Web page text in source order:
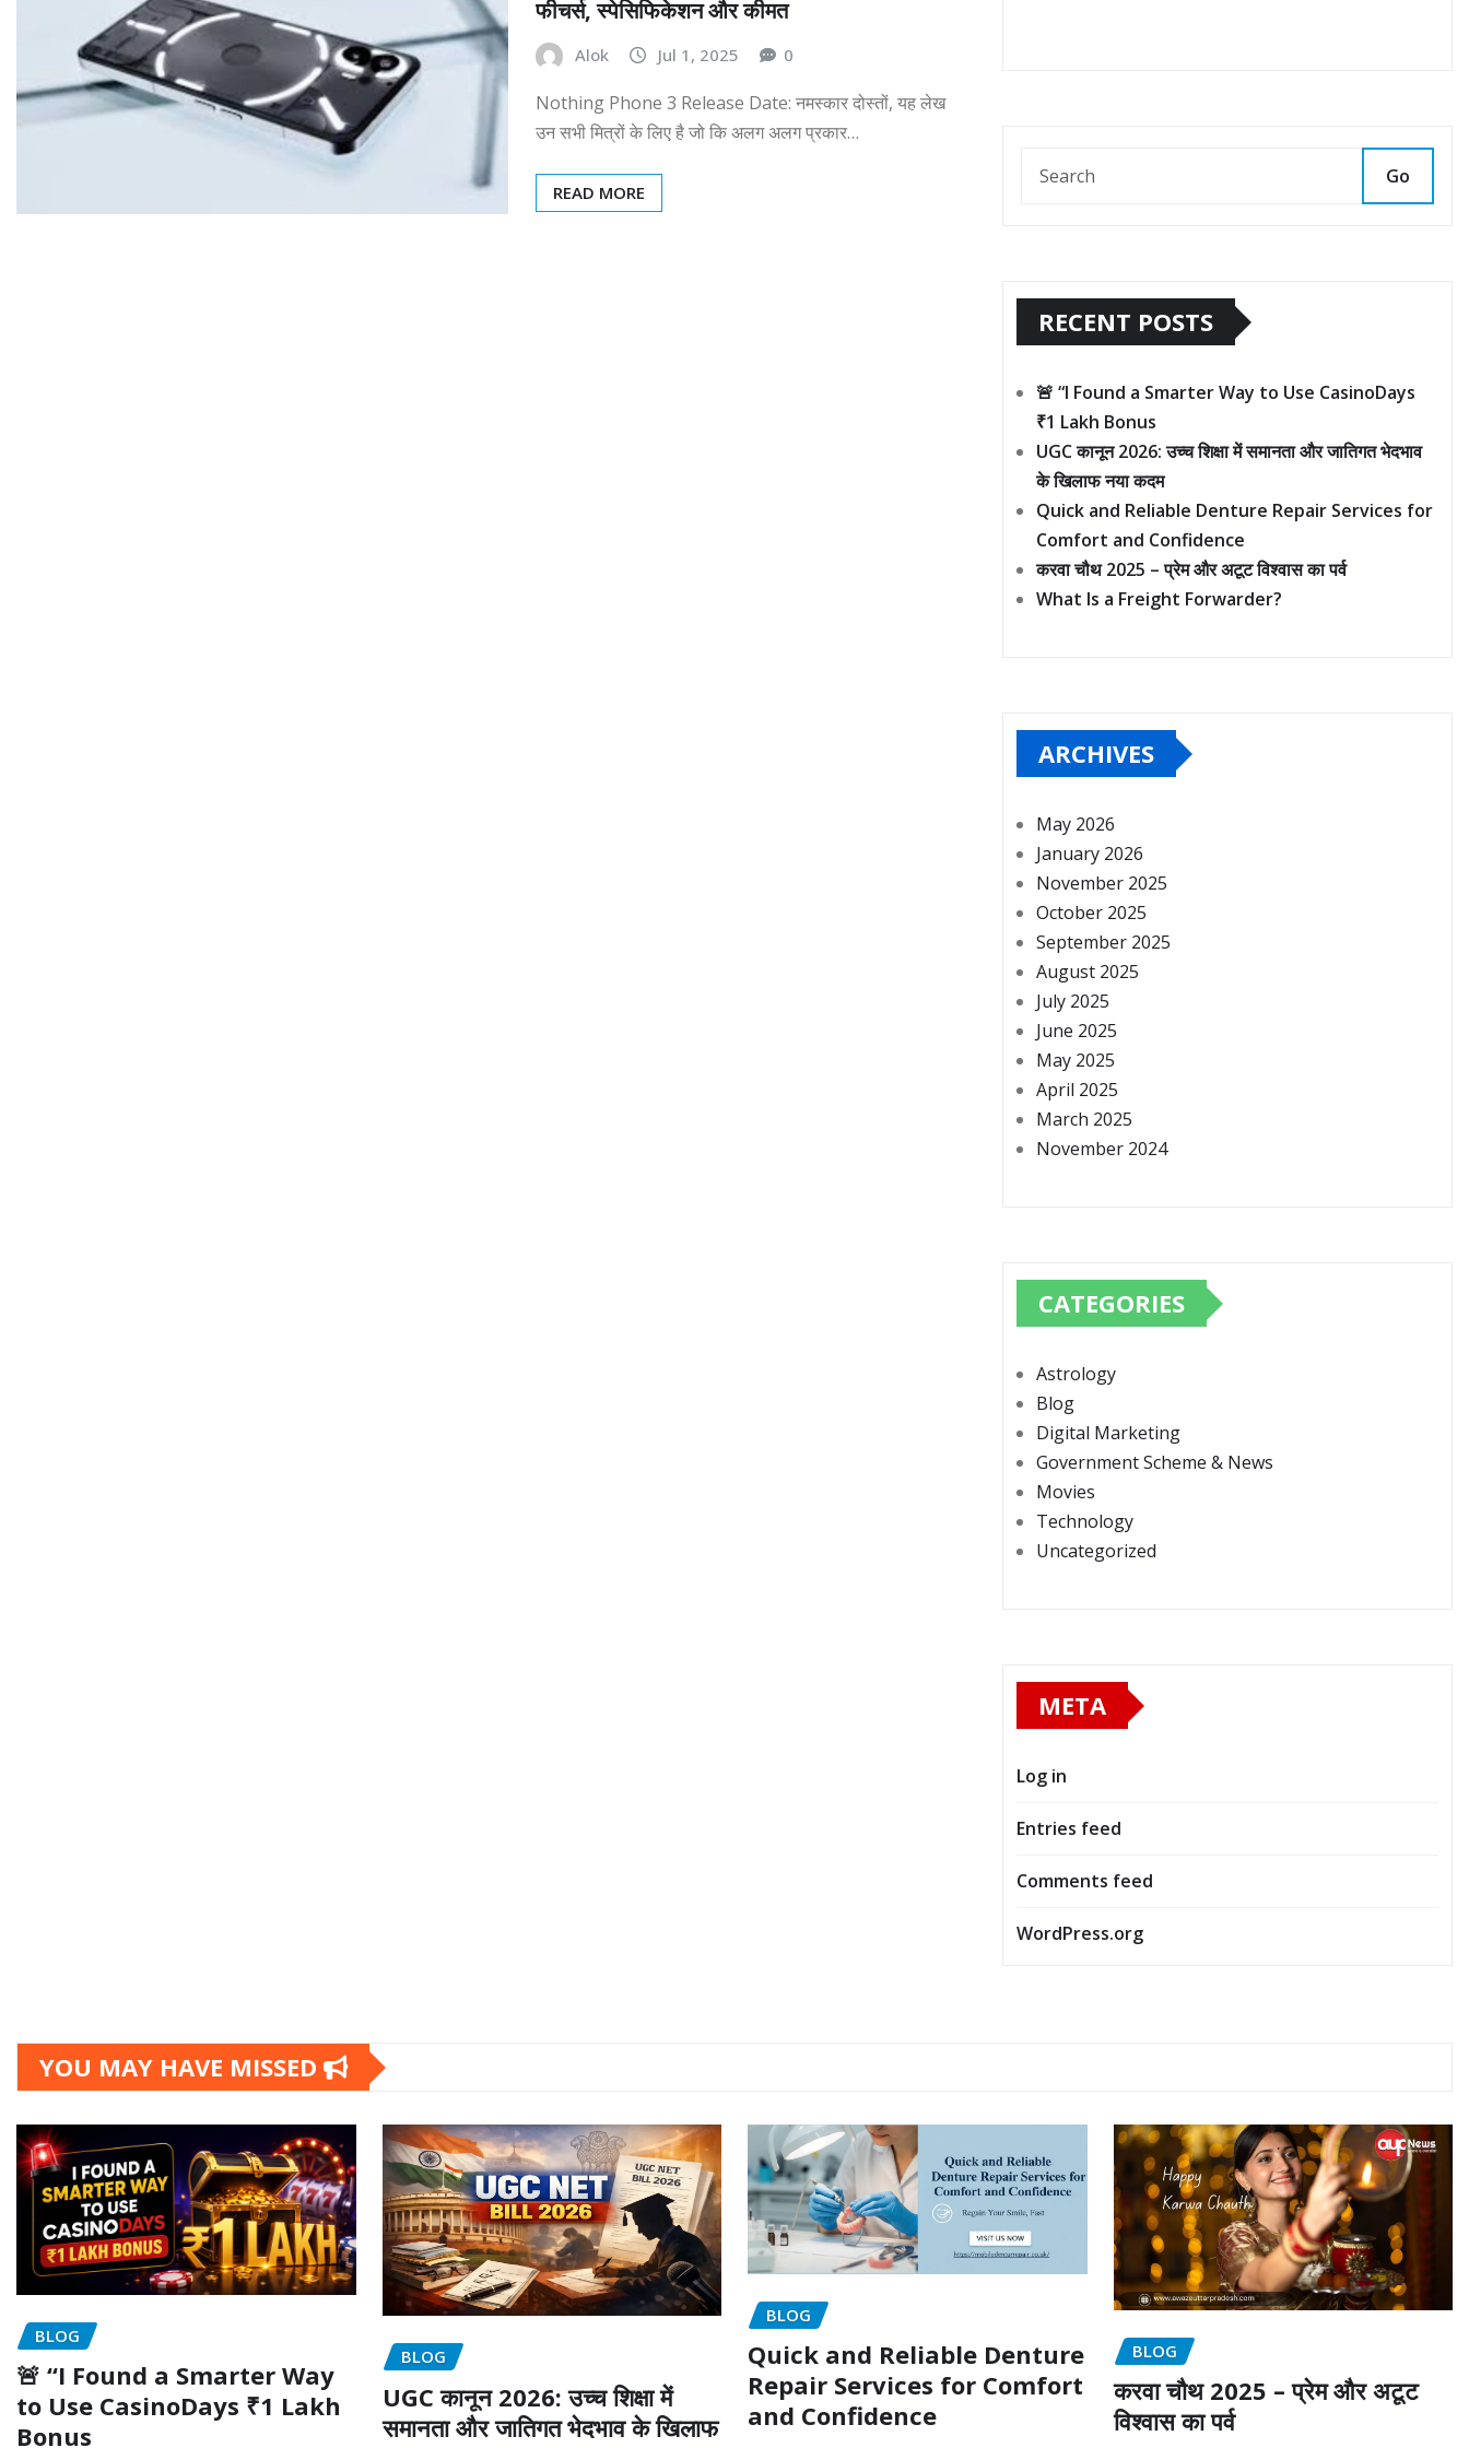
फीचर्स, स्पेसिफिकेशन और कीमत
Alok Jul 1, 2025 0
Nothing Phone 3 Release Date: नमस्कार दोस्तों, यह लेख
उन सभी मित्रों के लिए है जो कि अलग अलग प्रकार…
READ MORE
Go
RECENT POSTS
🚨 “I Found a Smarter Way to Use CasinoDays
₹1 Lakh Bonus
UGC कानून 2026: उच्च शिक्षा में समानता और जातिगत भेदभाव
के खिलाफ नया कदम
Quick and Reliable Denture Repair Services for
Comfort and Confidence
करवा चौथ 2025 – प्रेम और अटूट विश्वास का पर्व
What Is a Freight Forwarder?
ARCHIVES
May 2026
January 2026
November 2025
October 2025
September 2025
August 2025
July 2025
June 2025
May 2025
April 2025
March 2025
November 2024
CATEGORIES
Astrology
Blog
Digital Marketing
Government Scheme & News
Movies
Technology
Uncategorized
META
Log in
Entries feed
Comments feed
WordPress.org
YOU MAY HAVE MISSED
BLOG
🚨 “I Found a Smarter Way
to Use CasinoDays ₹1 Lakh
Bonus
BLOG
UGC कानून 2026: उच्च शिक्षा में
समानता और जातिगत भेदभाव के खिलाफ
BLOG
Quick and Reliable Denture
Repair Services for Comfort
and Confidence
BLOG
करवा चौथ 2025 – प्रेम और अटूट
विश्वास का पर्व